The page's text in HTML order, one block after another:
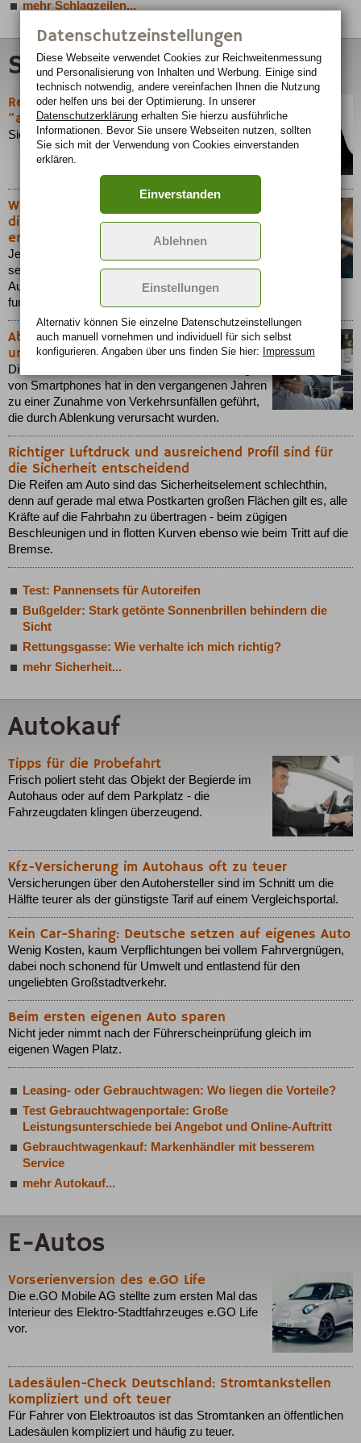
mehr Schlagzeilen...
Sicherheit
Reifen im Winter: Was gilt als
"abgefahren"?
Sicherheit im Winter beginnt mit dem Reifenprofil.
Warum Regelmäßiger Autoservice für
die Langlebigkeit Ihres Fahrzeugs
entscheidend ist
Jedes Auto, unabhängig von seiner Marke oder
seinem Modell, verlangt von seinen Besitzern
Aufmerksamkeit und Sorgfalt, um optimal zu
funktionieren.
Ablenkung am Steuer - eine
unterschätzte Gefahr
Die schnelle und flächendeckende Verbreitung
von Smartphones hat in den vergangenen Jahren
zu einer Zunahme von Verkehrsunfällen geführt,
die durch Ablenkung verursacht wurden.
Richtiger Luftdruck und ausreichend Profil sind für
die Sicherheit entscheidend
Die Reifen am Auto sind das Sicherheitselement schlechthin,
denn auf gerade mal etwa Postkarten großen Flächen gilt es, alle
Kräfte auf die Fahrbahn zu übertragen - beim zügigen
Beschleunigen und in flotten Kurven ebenso wie beim Tritt auf die
Bremse.
Test: Pannensets für Autoreifen
Bußgelder: Stark getönte Sonnenbrillen behindern die
Sicht
Rettungsgasse: Wie verhalte ich mich richtig?
mehr Sicherheit...
Autokauf
Tipps für die Probefahrt
Frisch poliert steht das Objekt der Begierde im
Autohaus oder auf dem Parkplatz - die
Fahrzeugdaten klingen überzeugend.
Kfz-Versicherung im Autohaus oft zu teuer
Versicherungen über den Autohersteller sind im Schnitt um die
Hälfte teurer als der günstigste Tarif auf einem Vergleichsportal.
Kein Car-Sharing: Deutsche setzen auf eigenes Auto
Wenig Kosten, kaum Verpflichtungen bei vollem Fahrvergnügen,
dabei noch schonend für Umwelt und entlastend für den
ungeliebten Großstadtverkehr.
Beim ersten eigenen Auto sparen
Nicht jeder nimmt nach der Führerscheinprüfung gleich im
eigenen Wagen Platz.
Leasing- oder Gebrauchtwagen: Wo liegen die Vorteile?
Test Gebrauchtwagenportale: Große
Leistungsunterschiede bei Angebot und Online-Auftritt
Gebrauchtwagenkauf: Markenhändler mit besserem
Service
mehr Autokauf...
E-Autos
Vorserienversion des e.GO Life
Die e.GO Mobile AG stellte zum ersten Mal das
Interieur des Elektro-Stadtfahrzeuges e.GO Life
vor.
Ladesäulen-Check Deutschland: Stromtankstellen
kompliziert und oft teuer
Für Fahrer von Elektroautos ist das Stromtanken an öffentlichen
Ladesäulen kompliziert und häufig zu teuer.
Datenschutzeinstellungen
Diese Webseite verwendet Cookies zur Reichweiten­messung
und Personalisierung von Inhalten und Werbung. Einige sind
technisch notwendig, andere vereinfachen Ihnen die Nutzung
oder helfen uns bei der Optimierung. In unserer
Datenschutzerklärungerhalten Sie hierzu ausführliche
Informationen. Bevor Sie unsere Webseiten nutzen, sollten
Sie sich mit der Verwendung von Cookies einverstanden
erklären.
Einverstanden
Ablehnen
Einstellungen
Alternativ können Sie einzelne Datenschutz­ein­stellungen
auch manuell vor­nehmen und indivi­duell für sich selbst
konfigurieren. Angaben über uns finden Sie hier: Impressum